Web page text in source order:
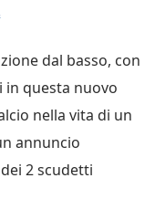
dal basso, con
questa nuovo
nella vita di un
annuncio
2 scudetti